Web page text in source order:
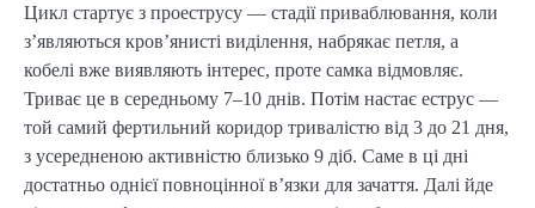
Цикл стартує з проеструсу — стадії приваблювання, коли
з’являються кров’янисті виділення, набрякає петля, а
кобелі вже виявляють інтерес, проте самка відмовляє.
Триває це в середньому 7–10 днів. Потім настає еструс —
той самий фертильний коридор тривалістю від 3 до 21 дня,
з усередненою активністю близько 9 діб. Саме в ці дні
достатньо однієї повноцінної в’язки для зачаття. Далі йде